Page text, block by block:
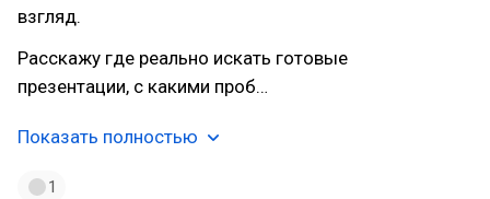
взгляд.
Расскажу где реально искать готовые
презентации, с какими проб…
Показать полностью
1